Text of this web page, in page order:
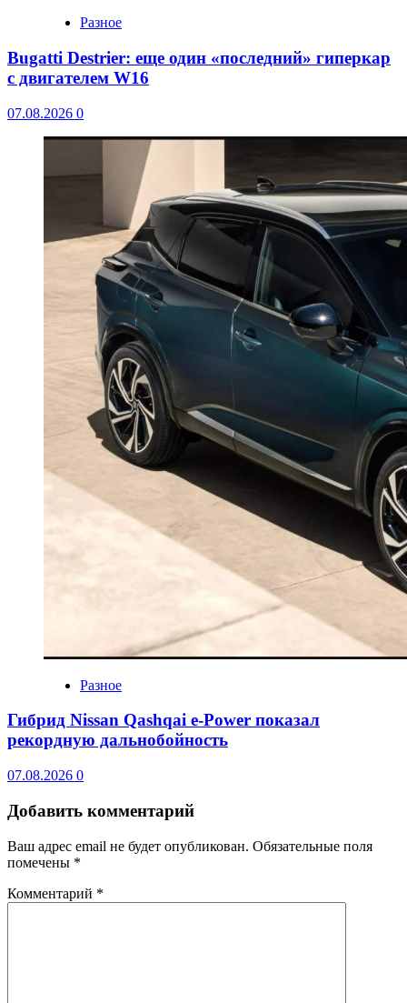
Разное
Bugatti Destrier: еще один «последний» гиперкар
с двигателем W16
07.08.2026 0
Разное
Гибрид Nissan Qashqai e-Power показал
рекордную дальнобойность
07.08.2026 0
Добавить комментарий
Ваш адрес email не будет опубликован. Обязательные поля
помечены *
Комментарий *